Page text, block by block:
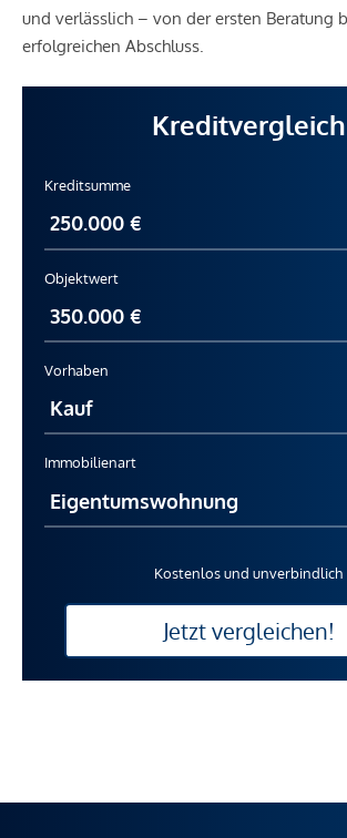
und verlässlich – von der ersten Beratung
erfolgreichen Abschluss.
Kreditvergleich
Kreditsumme
Objektwert
Vorhaben
Immobilienart
Kostenlos und unverbindlich
Jetzt vergleichen!